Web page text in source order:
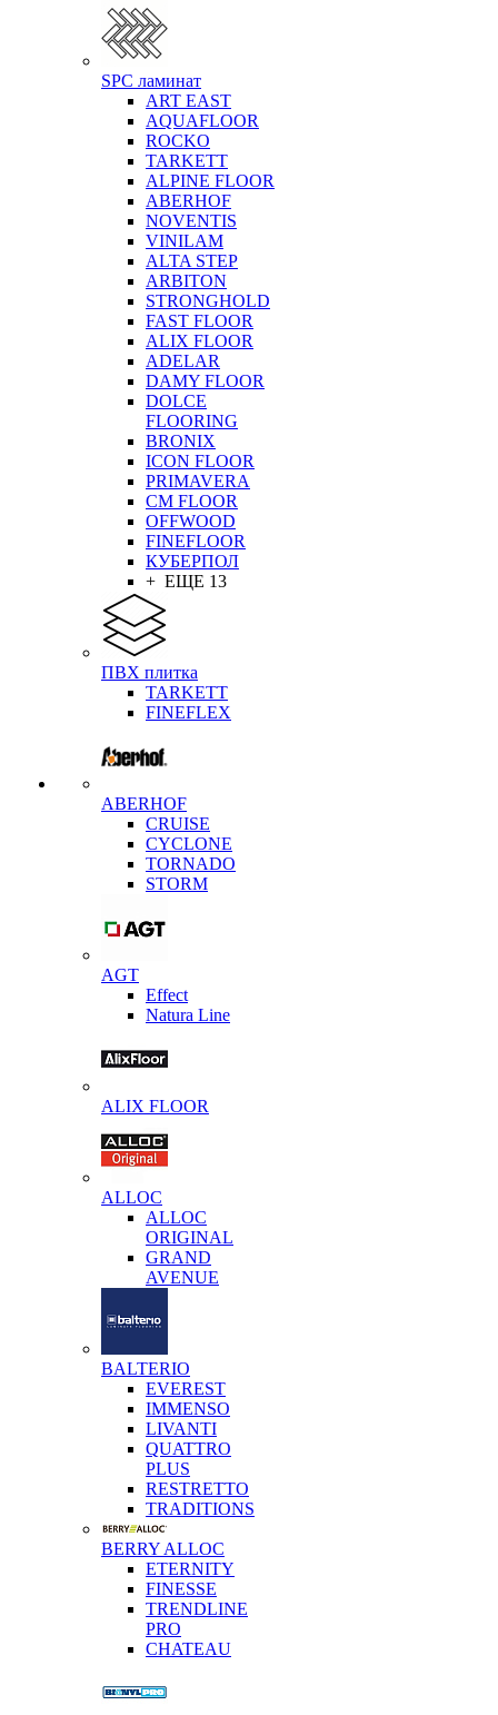
SPC ламинат
ART EAST
AQUAFLOOR
ROCKO
TARKETT
ALPINE FLOOR
ABERHOF
NOVENTIS
VINILAM
ALTA STEP
ARBITON
STRONGHOLD
FAST FLOOR
ALIX FLOOR
ADELAR
DAMY FLOOR
DOLCE
FLOORING
BRONIX
ICON FLOOR
PRIMAVERA
CM FLOOR
OFFWOOD
FINEFLOOR
КУБЕРПОЛ
+ ЕЩЕ 13
ПВХ плитка
TARKETT
FINEFLEX
ABERHOF
CRUISE
CYCLONE
TORNADO
STORM
AGT
Effect
Natura Line
ALIX FLOOR
ALLOC
ALLOC
ORIGINAL
GRAND
AVENUE
BALTERIO
EVEREST
IMMENSO
LIVANTI
QUATTRO
PLUS
RESTRETTO
TRADITIONS
BERRY ALLOC
ETERNITY
FINESSE
TRENDLINE
PRO
CHATEAU